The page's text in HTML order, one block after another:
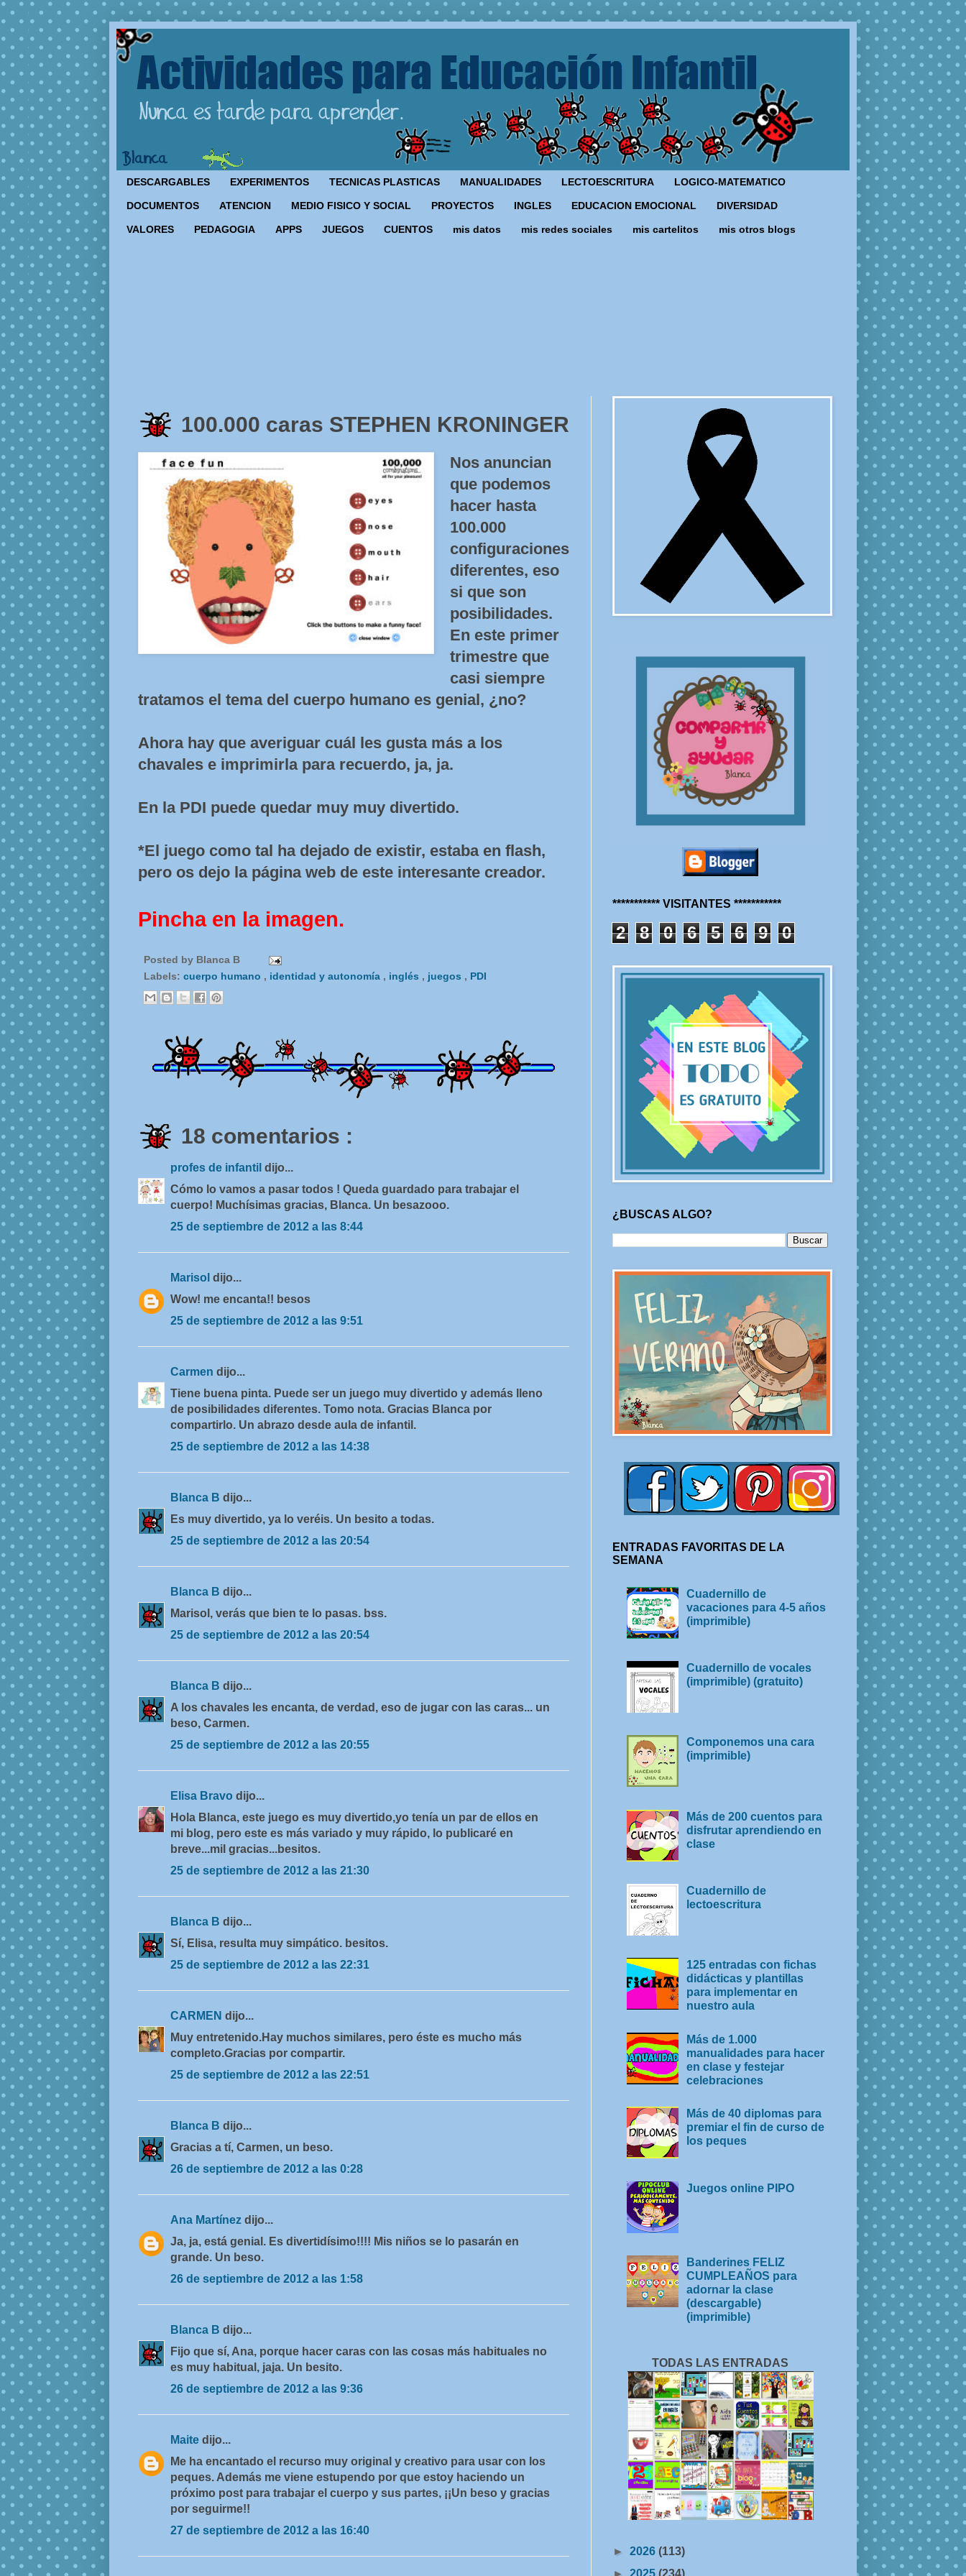
DESCARGABLES EXPERIMENTOS TECNICAS PLASTICAS MANUALIDADES LECTOESCRITURA LOGICO-MATEMATICO
DOCUMENTOS ATENCION MEDIO FISICO Y SOCIAL PROYECTOS INGLES EDUCACION EMOCIONAL DIVERSIDAD
VALORES PEDAGOGIA APPS JUEGOS CUENTOS mis datos mis redes sociales mis cartelitos mis otros blogs
100.000 caras STEPHEN KRONINGER
Nos anuncian
que podemos
hacer hasta
100.000
configuraciones
diferentes, eso
si que son
posibilidades.
En este primer
trimestre que
casi siempre
tratamos el tema del cuerpo humano es genial, ¿no?
Ahora hay que averiguar cuál les gusta más a los
chavales e imprimirla para recuerdo, ja, ja.
En la PDI puede quedar muy muy divertido.
*El juego como tal ha dejado de existir, estaba en flash,
pero os dejo la página web de este interesante creador.
Pincha en la imagen.
Posted by Blanca B
Labels: cuerpo humano , identidad y autonomía , inglés , juegos , PDI
18 comentarios :
profes de infantil dijo...
Cómo lo vamos a pasar todos ! Queda guardado para trabajar el
cuerpo! Muchísimas gracias, Blanca. Un besazooo.
25 de septiembre de 2012 a las 8:44
Marisol dijo...
Wow! me encanta!! besos
25 de septiembre de 2012 a las 9:51
Carmen dijo...
Tiene buena pinta. Puede ser un juego muy divertido y además lleno
de posibilidades diferentes. Tomo nota. Gracias Blanca por
compartirlo. Un abrazo desde aula de infantil.
25 de septiembre de 2012 a las 14:38
Blanca B dijo...
Es muy divertido, ya lo veréis. Un besito a todas.
25 de septiembre de 2012 a las 20:54
Blanca B dijo...
Marisol, verás que bien te lo pasas. bss.
25 de septiembre de 2012 a las 20:54
Blanca B dijo...
A los chavales les encanta, de verdad, eso de jugar con las caras... un
beso, Carmen.
25 de septiembre de 2012 a las 20:55
Elisa Bravo dijo...
Hola Blanca, este juego es muy divertido,yo tenía un par de ellos en
mi blog, pero este es más variado y muy rápido, lo publicaré en
breve...mil gracias...besitos.
25 de septiembre de 2012 a las 21:30
Blanca B dijo...
Sí, Elisa, resulta muy simpático. besitos.
25 de septiembre de 2012 a las 22:31
CARMEN dijo...
Muy entretenido.Hay muchos similares, pero éste es mucho más
completo.Gracias por compartir.
25 de septiembre de 2012 a las 22:51
Blanca B dijo...
Gracias a tí, Carmen, un beso.
26 de septiembre de 2012 a las 0:28
Ana Martínez dijo...
Ja, ja, está genial. Es divertidísimo!!!! Mis niños se lo pasarán en
grande. Un beso.
26 de septiembre de 2012 a las 1:58
Blanca B dijo...
Fijo que sí, Ana, porque hacer caras con las cosas más habituales no
es muy habitual, jaja. Un besito.
26 de septiembre de 2012 a las 9:36
Maite dijo...
Me ha encantado el recurso muy original y creativo para usar con los
peques. Además me viene estupendo por que estoy haciendo un
próximo post para trabajar el cuerpo y sus partes, ¡¡Un beso y gracias
por seguirme!!
27 de septiembre de 2012 a las 16:40
*********** VISITANTES ***********
2 8 0 6 5 6 9 0
¿BUSCAS ALGO?
ENTRADAS FAVORITAS DE LA
SEMANA
Cuadernillo de
vacaciones para 4-5 años
(imprimible)
Cuadernillo de vocales
(imprimible) (gratuito)
Componemos una cara
(imprimible)
Más de 200 cuentos para
disfrutar aprendiendo en
clase
Cuadernillo de
lectoescritura
125 entradas con fichas
didácticas y plantillas
para implementar en
nuestro aula
Más de 1.000
manualidades para hacer
en clase y festejar
celebraciones
Más de 40 diplomas para
premiar el fin de curso de
los peques
Juegos online PIPO
Banderines FELIZ
CUMPLEAÑOS para
adornar la clase
(descargable)
(imprimible)
TODAS LAS ENTRADAS
► 2026 (113)